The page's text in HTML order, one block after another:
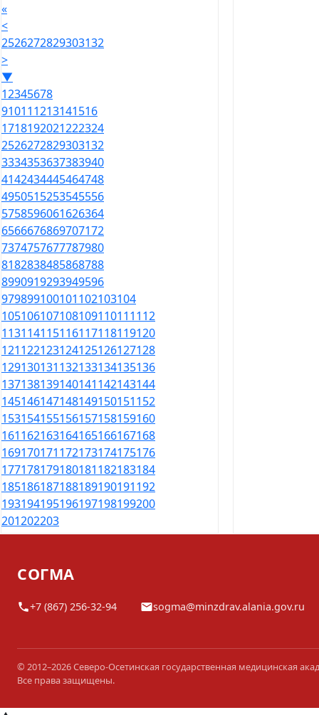
«
<
2526272829303132
>
▼
12345678
910111213141516
1718192021222324
2526272829303132
3334353637383940
4142434445464748
4950515253545556
5758596061626364
6566676869707172
7374757677787980
8182838485868788
8990919293949596
979899100101102103104
105106107108109110111112
113114115116117118119120
121122123124125126127128
129130131132133134135136
137138139140141142143144
145146147148149150151152
153154155156157158159160
161162163164165166167168
169170171172173174175176
177178179180181182183184
185186187188189190191192
193194195196197198199200
201202203
СОГМА
+7 (867) 256-32-94 sogma@minzdrav.alania.gov.ru
© 2012–2026 Северо-Осетинская государственная медицинская
Все права защищены.